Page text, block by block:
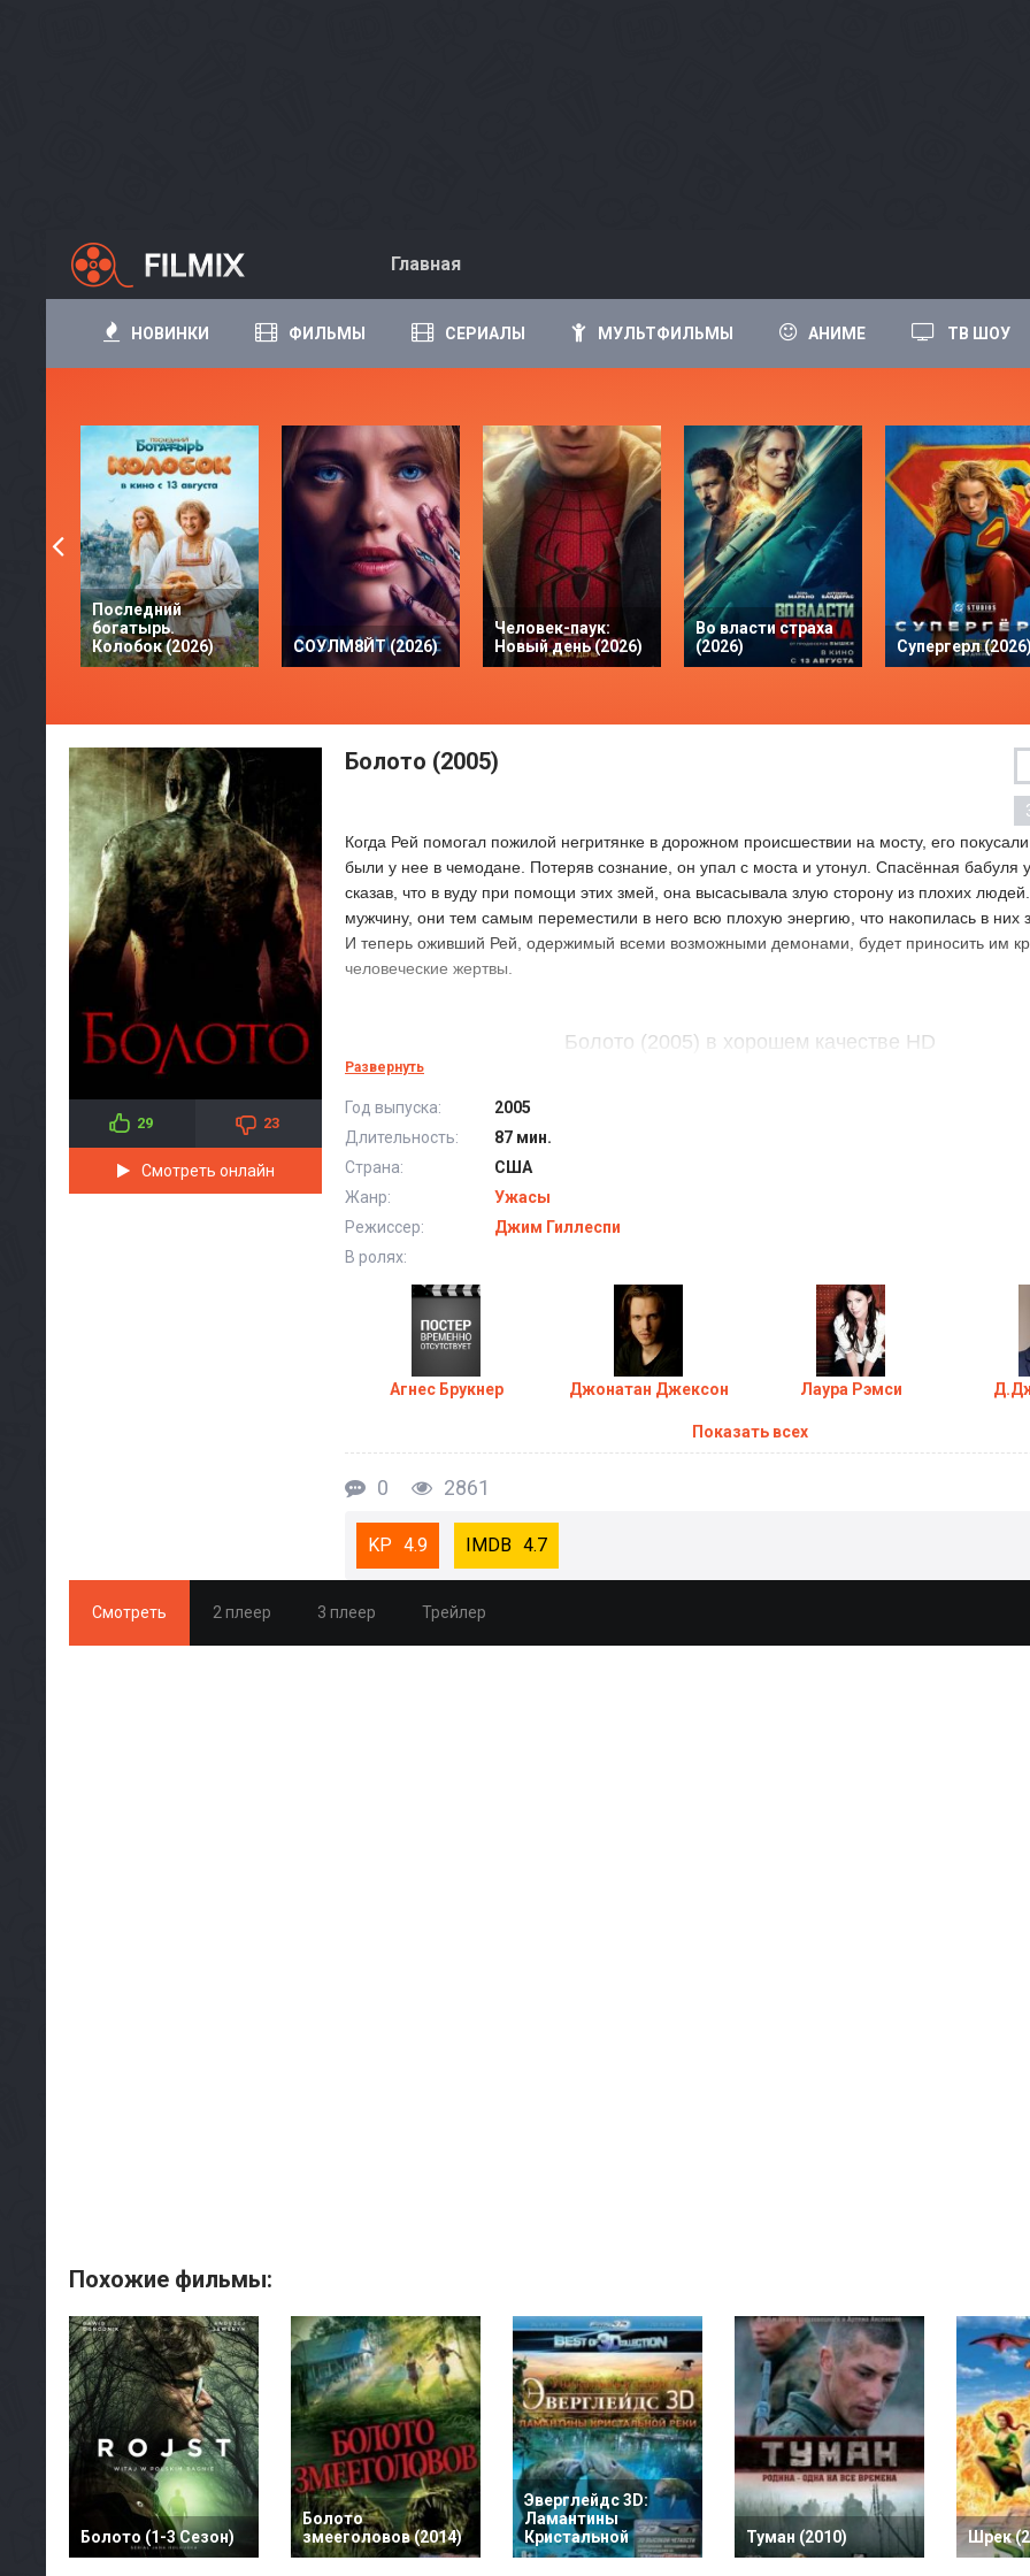
Главная
НОВИНКИ ФИЛЬМЫ СЕРИАЛЫ МУЛЬТФИЛЬМЫ АНИМЕ ТВ ШОУ
Последний
богатырь.
Колобок (2026)
СОУЛМ8ЙТ (2026)
Человек-паук:
Новый день (2026)
Во власти страха
(2026)
Супергерл
29 23
Смотреть онлайн
Болото (2005)
Когда Рей помогал пожилой негритянке в дорожном происшествии на мосту, его
были у нее в чемодане. Потеряв сознание, он упал с моста и утонул. Спасённая бабуля
сказав, что в вуду при помощи этих змей, она высасывала злую сторону из плохих
мужчину, они тем самым переместили в него всю плохую энергию, что накопилась в них
И теперь оживший Рей, одержимый всеми возможными демонами, будет приносить им
человеческие жертвы.
Болото (2005) в хорошем качестве HD
Развернуть
Год выпуска:
2005
Длительность:
87 мин.
Страна:
США
Жанр:
Ужасы
Режиссер:
Джим Гиллеспи
В ролях:
Агнес Брукнер Джонатан Джексон Лаура Рэмси
Показать всех
0 2861
4.9 4.7
Смотреть 2 плеер 3 плеер Трейлер
Похожие фильмы:
Болото (1-3 Сезон)
Болото
змееголовов (2014)
Эверглейдс 3D:
Ламантины
Кристальной
Туман (2010) Шрек